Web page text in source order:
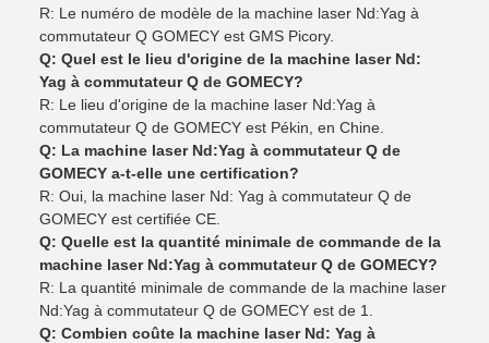
R: Le numéro de modèle de la machine laser Nd:Yag à
commutateur Q GOMECY est GMS Picory.
Q: Quel est le lieu d'origine de la machine laser Nd:
Yag à commutateur Q de GOMECY?
R: Le lieu d'origine de la machine laser Nd:Yag à
commutateur Q de GOMECY est Pékin, en Chine.
Q: La machine laser Nd:Yag à commutateur Q de
GOMECY a-t-elle une certification?
R: Oui, la machine laser Nd: Yag à commutateur Q de
GOMECY est certifiée CE.
Q: Quelle est la quantité minimale de commande de la
machine laser Nd:Yag à commutateur Q de GOMECY?
R: La quantité minimale de commande de la machine laser
Nd:Yag à commutateur Q de GOMECY est de 1.
Q: Combien coûte la machine laser Nd: Yag à